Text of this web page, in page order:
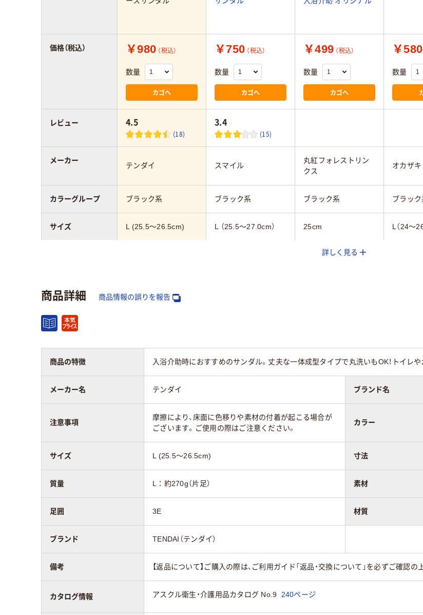
￥980 （税込）
数量
カゴへ
￥750 （税込）
数量
カゴへ
￥499 （税込）
数量
カゴへ
￥580
数量
4.5
(18)
3.4
(15)
テンダイ スマイル
丸紅フォレストリン
クス
オカザキ
ブラック系 ブラック系 ブラック系 ブラック
L (25.5～26.5cm) L （25.5～27.0cm） 25cm L（24～
価格（税込）
レビュー
メーカー
カラーグループ
サイズ
スコア
詳しく見る
商品詳細 商品情報の誤りを報告
商品の特徴 入浴介助時におすすめのサンダル。丈夫な一体成型タイプで丸洗いもOK！トイレや
メーカー名 テンダイ ブランド名
注意事項
摩擦により、床面に色移りや素材の付着が起こる場合が
ございます。ご使用の際はご注意ください。
カラー
サイズ L (25.5～26.5cm) 寸法
質量 L：約270g（片足） 素材
足囲 3E 材質
ブランド TENDAI（テンダイ）
備考 【返品について】ご購入の際は、ご利用ガイド「返品・交換について」を必ずご確認の
カタログ情報 アスクル衛生・介護用品カタログ No.9 240ページ